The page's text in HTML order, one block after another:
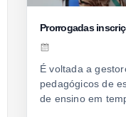
Prorrogadas
É voltada a
pedagógicos de
de ensino em